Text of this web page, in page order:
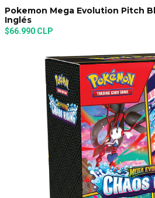
Pokemon Mega Evolution Pitch
Inglés
$66.990 CLP